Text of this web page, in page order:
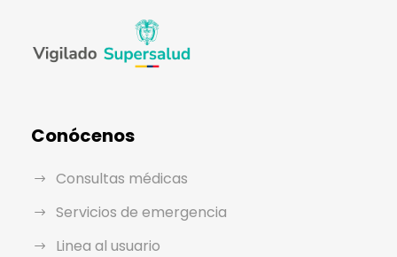
Conócenos
Consultas médicas
Servicios de emergencia
Linea al usuario